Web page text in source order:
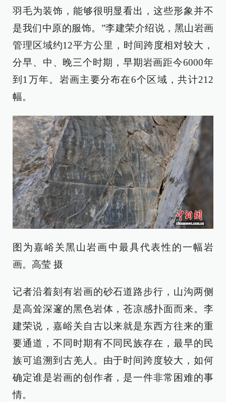
羽毛为装饰，能够很明显看出，这些形象并不
是我们中原的服饰。”李建荣介绍说，黑山岩画
管理区域约12平方公里，时间跨度相对较大，
分早、中、晚三个时期，早期岩画距今6000年
到1万年。岩画主要分布在6个区域，共计212
幅。
图为嘉峪关黑山岩画中最具代表性的一幅岩
画。高莹 摄
记者沿着刻有岩画的砂石道路步行，山沟两侧
是高耸深邃的黑色岩体，苍凉感扑面而来。李
建荣说，嘉峪关自古以来就是东西方往来的重
要通道，不同时期有不同民族存在，最早的民
族可追溯到古羌人。由于时间跨度较大，如何
确定谁是岩画的创作者，是一件非常困难的事
情。